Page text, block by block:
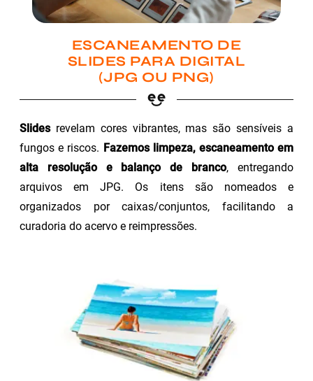
ESCANEAMENTO DE
SLIDES PARA DIGITAL
(JPG OU PNG)
Slidesrevelam cores vibrantes, mas são sensíveis a
fungos e riscos. Fazemos limpeza, escaneamento em
alta resolução e balanço de branco, entregando
arquivos em JPG. Os itens são nomeados e
organizados por caixas/conjuntos, facilitando a
curadoria do acervo e reimpressões.